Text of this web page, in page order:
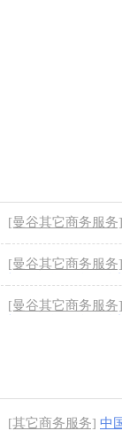
[曼谷其它商务服务]
[曼谷其它商务服务]
[曼谷其它商务服务]
[其它商务服务] 中